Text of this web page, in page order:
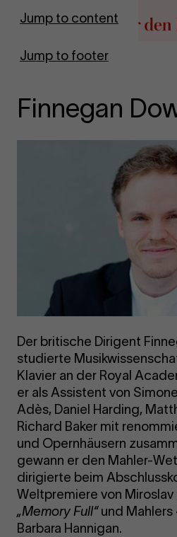
Jump to content
Jump to footer
Go to homepage
Finnegan
Der britische Dirigent
studierte
Klavier an der Royal
er als Assistent von
Adès, Daniel Harding,
Richard Baker mit
und Opernhäusern
gewann er den Mahler-
dirigierte beim
Weltpremiere von
„Memory Full“und Mahlers
Barbara Hannigan.